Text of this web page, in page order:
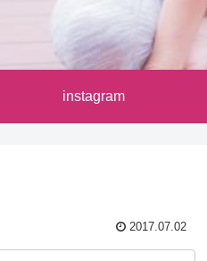
instagram
2017.07.02